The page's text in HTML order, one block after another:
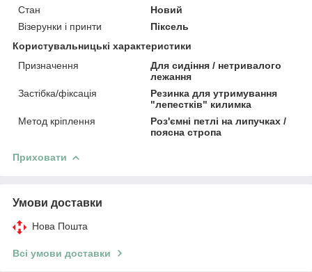
Стан
Новий
Візерунки і принти
Піксель
Користувальницькі характеристики
Призначення
Для сидіння / нетривалого
лежання
Застібка/фіксація
Резинка для утримування
"лепестків" килимка
Метод кріплення
Роз'ємні петлі на липучках /
поясна стропа
Приховати
Умови доставки
Нова Пошта
Всі умови доставки